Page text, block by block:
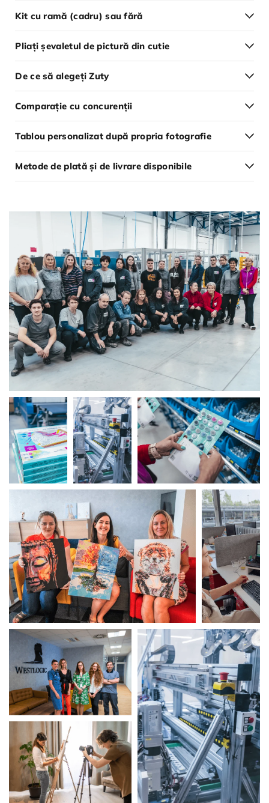
Kit cu ramă (cadru) sau fără
Pliați șevaletul de pictură din cutie
De ce să alegeți Zuty
Comparație cu concurenții
Tablou personalizat după propria fotografie
Metode de plată și de livrare disponibile